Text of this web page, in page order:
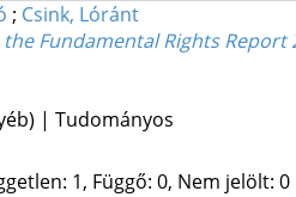
; Csink, Lóránt
Fundamental Rights Report
| Tudományos
1, Függő: 0, Nem jelölt: 0